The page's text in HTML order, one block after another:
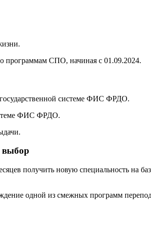
программам СПО, начиная с 01.09.2024.
системе ФИС ФРДО.
ФИС ФРДО.
выбор
получить новую специальность на
одной из смежных программ